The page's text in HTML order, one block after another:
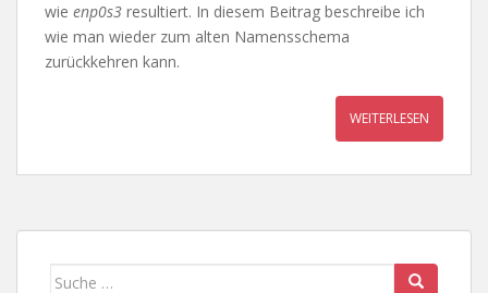
wie enp0s3 resultiert. In diesem Beitrag beschreibe ich
wie man wieder zum alten Namensschema
zurückkehren kann.
WEITERLESEN
Suche